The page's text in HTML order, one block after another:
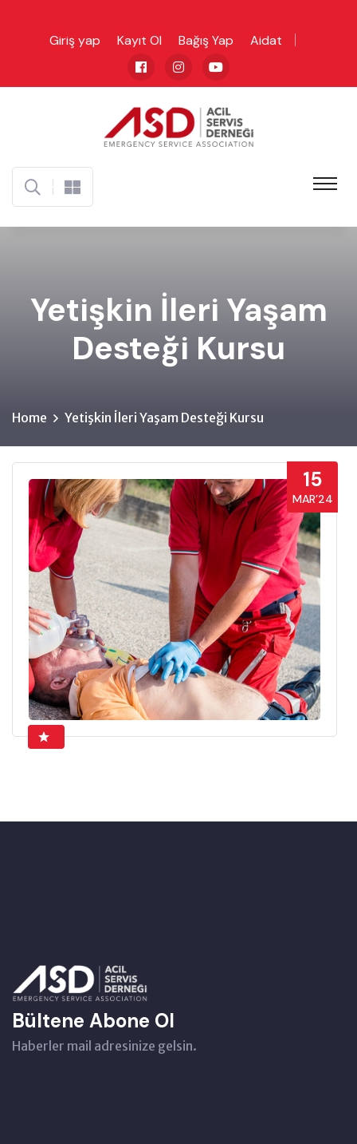
Giriş yap Kayıt Ol Bağış Yap Aidat
Yetişkin İleri Yaşam
Desteği Kursu
Home Yetişkin İleri Yaşam Desteği Kursu
15
MAR’24
Bültene Abone Ol
Haberler mail adresinize gelsin.